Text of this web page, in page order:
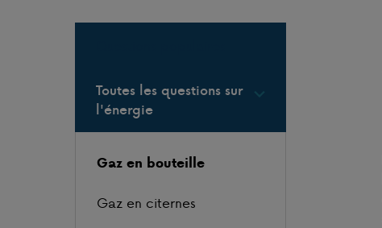
Toutes les questions sur
l'énergie
Gaz en bouteille
Gaz en citernes